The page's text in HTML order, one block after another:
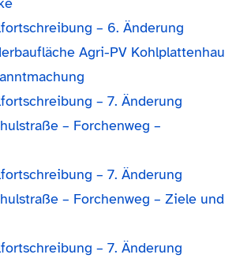
– 6. Änderung
Agri-PV Kohlplattenhau
– 7. Änderung
– Forchenweg –
– 7. Änderung
– Forchenweg – Ziele und
– 7. Änderung